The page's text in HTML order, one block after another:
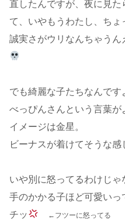
直したんですが、夜に見
て、いやもうわたし、ち
誠実さがウリなんちゃう
でも綺麗な子たちなんです
べっぴんさんという言葉が
イメージは金星。
ビーナスが着けてそうな感
いや別に怒ってるわけじゃ
手のかかる子ほど可愛いっ
チッ
←フツーに怒ってる